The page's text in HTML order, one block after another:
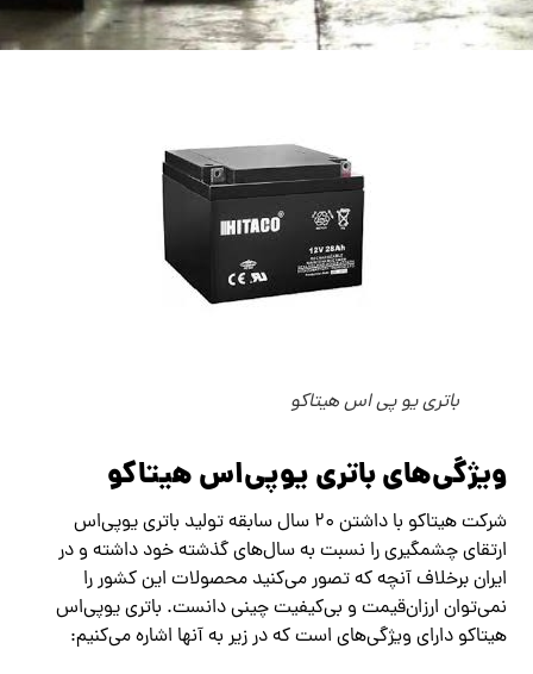
باتری یو پی‌ اس هیتاکو
ویژگی‌های باتری یوپی‌اس هیتاکو
شرکت هیتاکو با داشتن ۲۰ سال سابقه تولید باتری یوپی‌اس
ارتقای چشمگیری را نسبت به سال‌های گذشته خود داشته و در
ایران برخلاف آنچه که تصور می‌کنید محصولات این کشور را
نمی‌توان ارزان‌قیمت و بی‌کیفیت چینی دانست. باتری یوپی‌اس
هیتاکو دارای ویژگی‌های است که در زیر به آنها اشاره می‌کنیم: